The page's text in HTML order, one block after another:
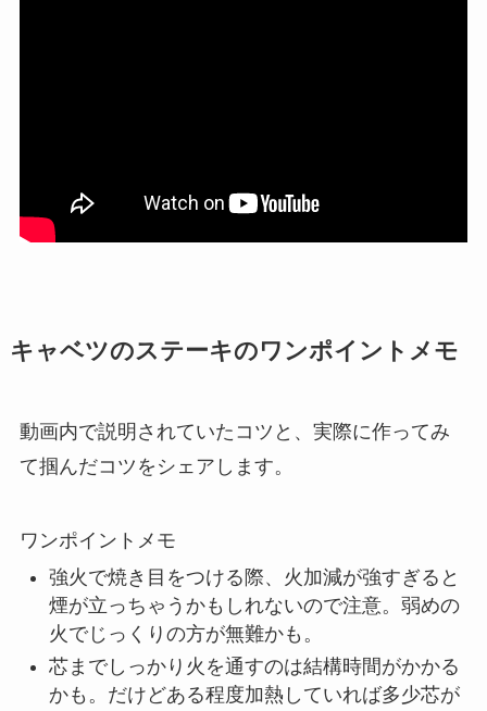
キャベツのステーキのワンポイントメモ
動画内で説明されていたコツと、実際に作ってみ
て掴んだコツをシェアします。
ワンポイントメモ
強火で焼き目をつける際、火加減が強すぎると
煙が立っちゃうかもしれないので注意。弱めの
火でじっくりの方が無難かも。
芯までしっかり火を通すのは結構時間がかかる
かも。だけどある程度加熱していれば多少芯が